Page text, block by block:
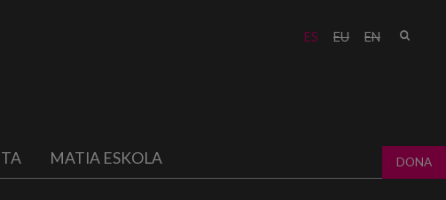
ES EU EN
MATIA ESKOLA DONA